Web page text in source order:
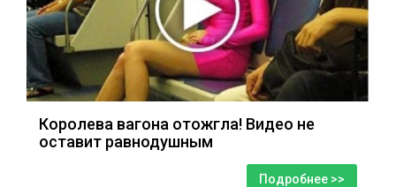
Королева вагона отожгла! Видео не
оставит равнодушным
Подробнее >>